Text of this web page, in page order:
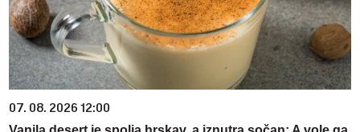
07. 08. 2026 12:00